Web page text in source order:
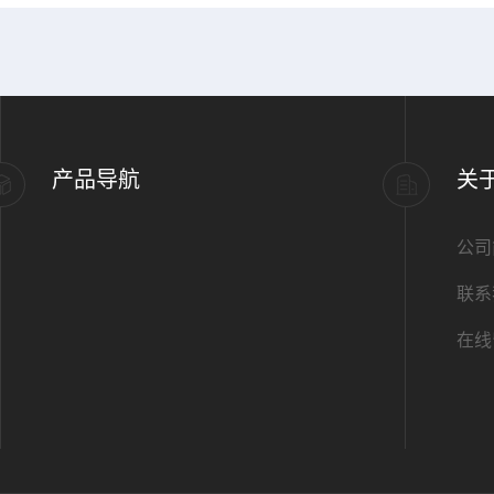
产品导航 关
公
联
在